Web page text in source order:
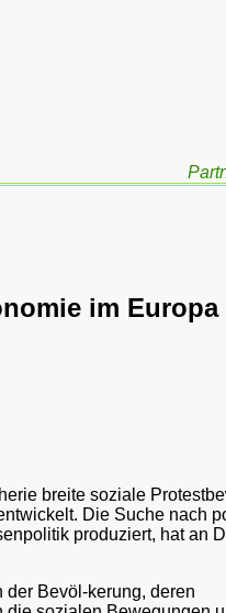
im Europa
breite soziale
Die Suche nach
produziert, hat an
Bevöl-kerung, deren